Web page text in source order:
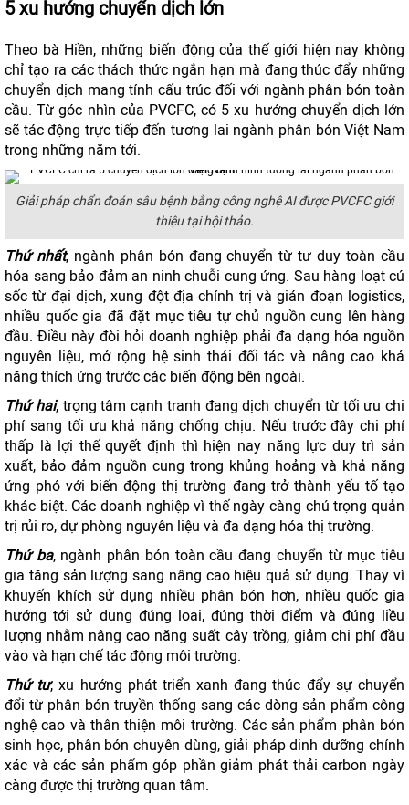
5 xu hướng chuyển dịch lớn
Theo bà Hiền, những biến động của thế giới hiện nay không
chỉ tạo ra các thách thức ngắn hạn mà đang thúc đẩy những
chuyển dịch mang tính cấu trúc đối với ngành phân bón toàn
cầu. Từ góc nhìn của PVCFC, có 5 xu hướng chuyển dịch lớn
sẽ tác động trực tiếp đến tương lai ngành phân bón Việt Nam
trong những năm tới.
Giải pháp chẩn đoán sâu bệnh bằng công nghệ AI được PVCFC giới
thiệu tại hội thảo.
Thứ nhất, ngành phân bón đang chuyển từ tư duy toàn cầu
hóa sang bảo đảm an ninh chuỗi cung ứng. Sau hàng loạt cú
sốc từ đại dịch, xung đột địa chính trị và gián đoạn logistics,
nhiều quốc gia đã đặt mục tiêu tự chủ nguồn cung lên hàng
đầu. Điều này đòi hỏi doanh nghiệp phải đa dạng hóa nguồn
nguyên liệu, mở rộng hệ sinh thái đối tác và nâng cao khả
năng thích ứng trước các biến động bên ngoài.
Thứ hai, trọng tâm cạnh tranh đang dịch chuyển từ tối ưu chi
phí sang tối ưu khả năng chống chịu. Nếu trước đây chi phí
thấp là lợi thế quyết định thì hiện nay năng lực duy trì sản
xuất, bảo đảm nguồn cung trong khủng hoảng và khả năng
ứng phó với biến động thị trường đang trở thành yếu tố tạo
khác biệt. Các doanh nghiệp vì thế ngày càng chú trọng quản
trị rủi ro, dự phòng nguyên liệu và đa dạng hóa thị trường.
Thứ ba, ngành phân bón toàn cầu đang chuyển từ mục tiêu
gia tăng sản lượng sang nâng cao hiệu quả sử dụng. Thay vì
khuyến khích sử dụng nhiều phân bón hơn, nhiều quốc gia
hướng tới sử dụng đúng loại, đúng thời điểm và đúng liều
lượng nhằm nâng cao năng suất cây trồng, giảm chi phí đầu
vào và hạn chế tác động môi trường.
Thứ tư, xu hướng phát triển xanh đang thúc đẩy sự chuyển
đổi từ phân bón truyền thống sang các dòng sản phẩm công
nghệ cao và thân thiện môi trường. Các sản phẩm phân bón
sinh học, phân bón chuyên dùng, giải pháp dinh dưỡng chính
xác và các sản phẩm góp phần giảm phát thải carbon ngày
càng được thị trường quan tâm.